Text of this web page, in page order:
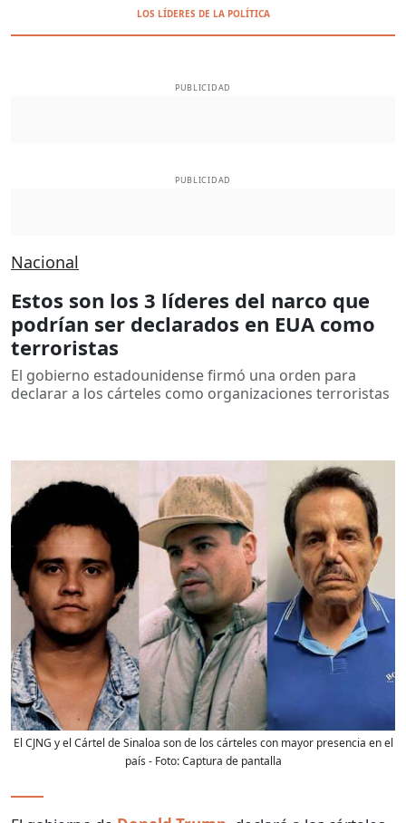
LOS LÍDERES DE LA POLÍTICA
PUBLICIDAD
PUBLICIDAD
Nacional
Estos son los 3 líderes del narco que
podrían ser declarados en EUA como
terroristas
El gobierno estadounidense firmó una orden para
declarar a los cárteles como organizaciones terroristas
El CJNG y el Cártel de Sinaloa son de los cárteles con mayor presencia en el
país - Foto:Captura de pantalla